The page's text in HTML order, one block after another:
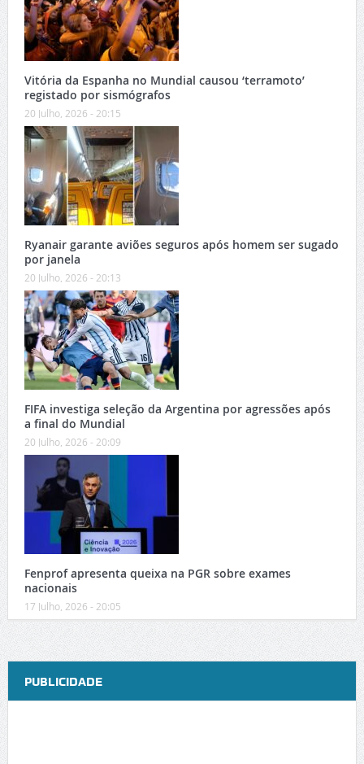
Vitória da Espanha no Mundial causou ‘terramoto’
registado por sismógrafos
20 Julho, 2026 - 20:15
Ryanair garante aviões seguros após homem ser sugado
por janela
20 Julho, 2026 - 20:13
FIFA investiga seleção da Argentina por agressões após
a final do Mundial
20 Julho, 2026 - 20:09
Fenprof apresenta queixa na PGR sobre exames
nacionais
17 Julho, 2026 - 20:05
PUBLICIDADE